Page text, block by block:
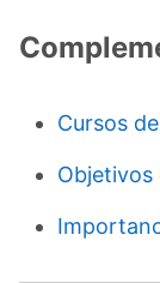
Cursos
Objetivos